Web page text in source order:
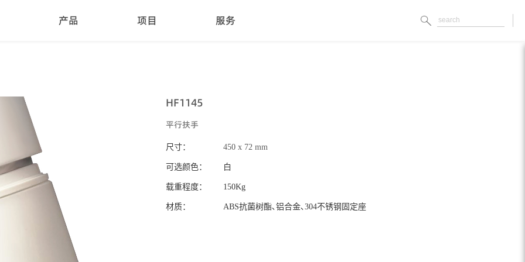
产品 项目 服务
HF1145
平行扶手
尺寸： 450 x 72 mm
可选颜色： 白
载重程度： 150Kg
材质： ABS抗菌树酯､铝合金､304不锈钢固定座